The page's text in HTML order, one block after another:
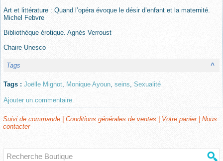
Art et littérature : Quand l’opéra évoque le désir d’enfant et la maternité.
Michel Febvre
Bibliothèque érotique. Agnès Verroust
Chaire Unesco
^
Tags
Tags : Joëlle Mignot, Monique Ayoun, seins, Sexualité
Ajouter un commentaire
Suivi de commande Conditions générales de ventes Votre panier
Nous
contacter